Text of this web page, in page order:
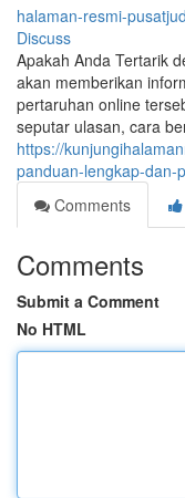
halaman-resmi-
Discuss
Apakah Anda Tertarik
akan memberikan
pertaruhan online
seputar ulasan, cara
https://
panduan-lengkap-dan-
Comments
Comments
Submit a Comment
No HTML